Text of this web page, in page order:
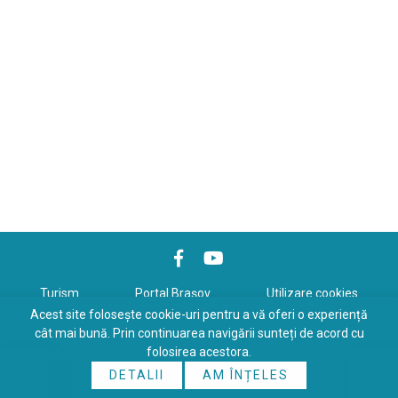
Turism Portal Braşov Utilizare cookies
Politică de confidenţialitate
Copyrights © 2026 All Rights Reserved. Powered by
Online
Acest site folosește cookie-uri pentru a vă oferi o experiență
cât mai bună. Prin continuarea navigării sunteți de acord cu
folosirea acestora.
DETALII
AM ÎNȚELES